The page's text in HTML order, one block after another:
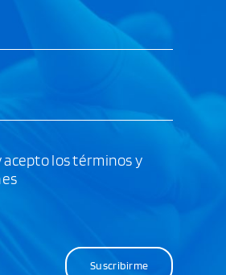
acepto los términos y
Suscribirme